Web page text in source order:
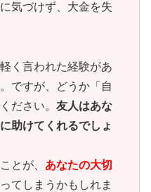
気づけず、大金を失
く言われた経験があ
ですが、どうか「自
ださい。 友人はあな
助けてくれるでしょ
とが、 あなたの大切
てしまうかもしれま